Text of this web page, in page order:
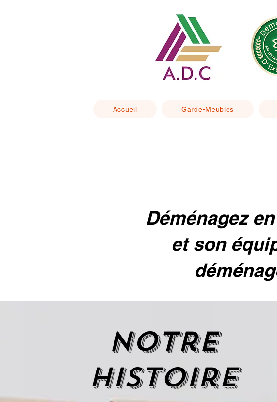
Accueil Garde-Meubles
Déménagez
et son
Notre
histoire